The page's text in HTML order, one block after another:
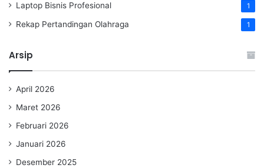
Laptop Bisnis Profesional 1
Rekap Pertandingan Olahraga 1
Arsip
April 2026
Maret 2026
Februari 2026
Januari 2026
Desember 2025